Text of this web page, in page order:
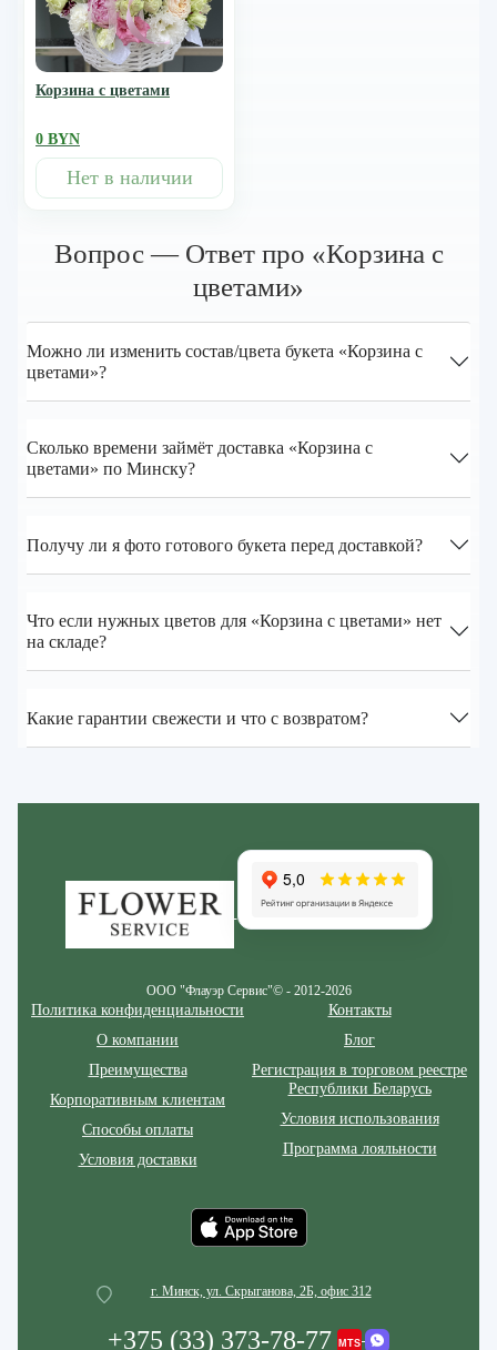
Корзина с цветами
0 BYN
Нет в наличии
Вопрос — Ответ про «Корзина с
цветами»
Можно ли изменить состав/цвета букета «Корзина с
цветами»?
Сколько времени займёт доставка «Корзина с
цветами» по Минску?
Получу ли я фото готового букета перед доставкой?
Что если нужных цветов для «Корзина с цветами» нет
на складе?
Какие гарантии свежести и что с возвратом?
ООО "Флауэр Сервис"© - 2012-2026
Политика конфиденциальности
О компании
Преимущества
Корпоративным клиентам
Способы оплаты
Условия доставки
Контакты
Блог
Регистрация в торговом реестре
Республики Беларусь
Условия использования
Программа лояльности
г. Минск, ул. Скрыганова, 2Б, офис 312
+375 (33) 373-78-77